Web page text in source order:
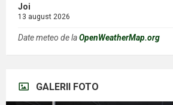
Joi
13 august 2026
Date meteo de laOpenWeatherMap.org
GALERII FOTO